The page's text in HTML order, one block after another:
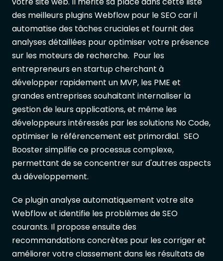
des meilleurs plugins Webflow pour le SEO car il
automatise des tâches cruciales et fournit des
analyses détaillées pour optimiser votre présence
sur les moteurs de recherche. Pour les
entrepreneurs en startup cherchant à
développer rapidement un MVP, les PME et
grandes entreprises souhaitant internaliser la
gestion de leurs applications, et même les
développeurs intéressés par les solutions No Code,
optimiser le référencement est primordial. SEO
Booster simplifie ce processus complexe,
permettant de se concentrer sur d'autres aspects
du développement.
Ce plugin analyse automatiquement votre site
Webflow et identifie les problèmes de SEO
courants. Il propose ensuite des
recommandations concrètes pour les corriger et
améliorer votre classement dans les résultats de